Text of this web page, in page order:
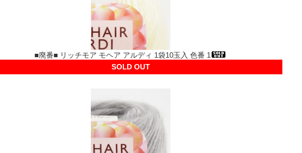
■廃番■ リッチモア モヘア アルディ 1袋10玉入 色番 1
SOLD OUT